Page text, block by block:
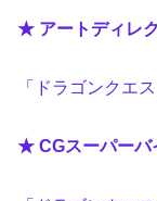
★ アートディレ
「ドラゴンクエ
★ CGスーパーバ